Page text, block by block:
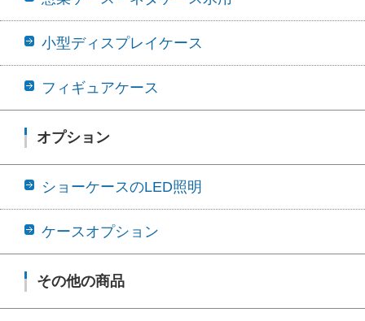
小型ディスプレイケース
フィギュアケース
オプション
ショーケースのLED照明
ケースオプション
その他の商品